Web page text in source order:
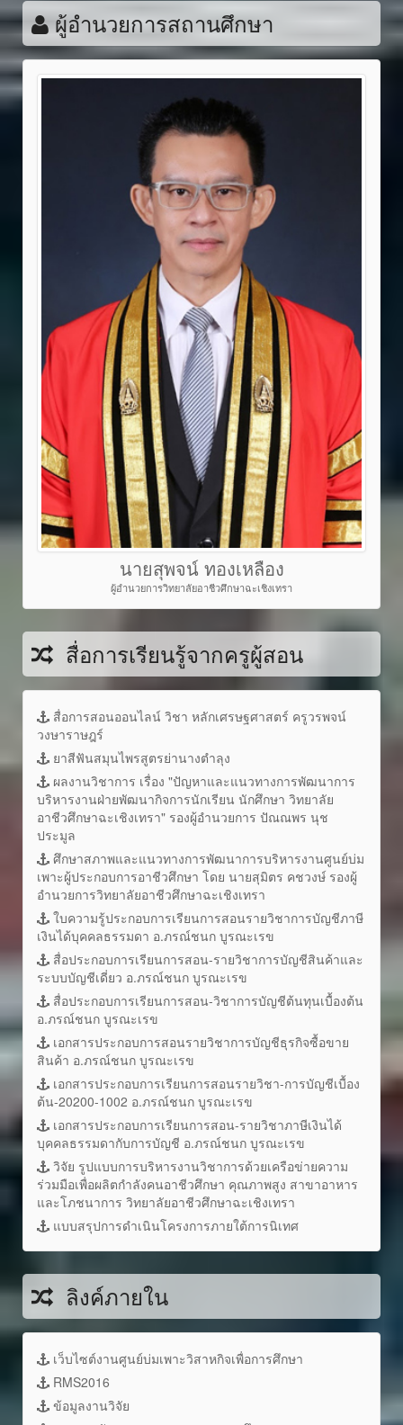
ผู้อำนวยการสถานศึกษา
นายสุพจน์ ทองเหลือง
ผู้อำนวยการวิทยาลัยอาชีวศึกษาฉะเชิงเทรา
สื่อการเรียนรู้จากครูผู้สอน
สื่อการสอนออนไลน์ วิชา หลักเศรษฐศาสตร์ ครูวรพจน์
วงษาราษฎร์
ยาสีฟันสมุนไพรสูตรย่านางตำลุง
ผลงานวิชาการ เรื่อง "ปัญหาและแนวทางการพัฒนาการ
บริหารงานฝ่ายพัฒนากิจการนักเรียน นักศึกษา วิทยาลัย
อาชีวศึกษาฉะเชิงเทรา" รองผู้อำนวยการ ปัณณพร นุช
ประมูล
ศึกษาสภาพและแนวทางการพัฒนาการบริหารงานศูนย์บ่ม
เพาะผู้ประกอบการอาชีวศึกษา โดย นายสุมิตร คชวงษ์ รองผู้
อำนวยการวิทยาลัยอาชีวศึกษาฉะเชิงเทรา
ใบความรู้ประกอบการเรียนการสอนรายวิชาการบัญชีภาษี
เงินได้บุคคลธรรมดา อ.ภรณ์ชนก บูรณะเรข
สื่อประกอบการเรียนการสอน-รายวิชาการบัญชีสินค้าและ
ระบบบัญชีเดี่ยว อ.ภรณ์ชนก บูรณะเรข
สื่อประกอบการเรียนการสอน-วิชาการบัญชีต้นทุนเบื้องต้น
อ.ภรณ์ชนก บูรณะเรข
เอกสารประกอบการสอนรายวิชาการบัญชีธุรกิจซื้อขาย
สินค้า อ.ภรณ์ชนก บูรณะเรข
เอกสารประกอบการเรียนการสอนรายวิชา-การบัญชีเบื้อง
ต้น-20200-1002 อ.ภรณ์ชนก บูรณะเรข
เอกสารประกอบการเรียนการสอน-รายวิชาภาษีเงินได้
บุคคลธรรมดากับการบัญชี อ.ภรณ์ชนก บูรณะเรข
วิจัย รูปแบบการบริหารงานวิชาการด้วยเครือข่ายความ
ร่วมมือเพื่อผลิตกำลังคนอาชีวศึกษา คุณภาพสูง สาขาอาหาร
และโภชนาการ วิทยาลัยอาชีวศึกษาฉะเชิงเทรา
แบบสรุปการดำเนินโครงการภายใต้การนิเทศ
ลิงค์ภายใน
เว็บไซต์งานศูนย์บ่มเพาะวิสาหกิจเพื่อการศึกษา
RMS2016
ข้อมูลงานวิจัย